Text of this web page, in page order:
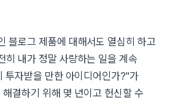
블로그 제품에 대해서도 열심히 하고
히 내가 정말 사랑하는 일을 계속
투자받을 만한 아이디어인가?"가
결하기 위해 몇 년이고 헌신할 수